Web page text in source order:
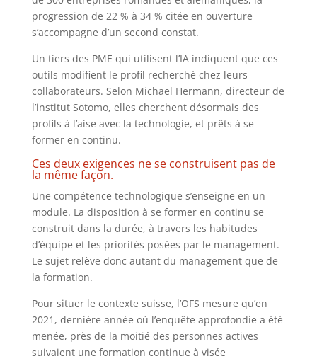
progression de 22 % à 34 % citée en ouverture
s’accompagne d’un second constat.
Un tiers des PME qui utilisent l’IA indiquent que ces
outils modifient le profil recherché chez leurs
collaborateurs. Selon Michael Hermann, directeur de
l’institut Sotomo, elles cherchent désormais des
profils à l’aise avec la technologie, et prêts à se
former en continu.
Ces deux exigences ne se construisent pas de
la même façon.
Une compétence technologique s’enseigne en un
module. La disposition à se former en continu se
construit dans la durée, à travers les habitudes
d’équipe et les priorités posées par le management.
Le sujet relève donc autant du management que de
la formation.
Pour situer le contexte suisse, l’OFS mesure qu’en
2021, dernière année où l’enquête approfondie a été
menée, près de la moitié des personnes actives
suivaient une formation continue à visée